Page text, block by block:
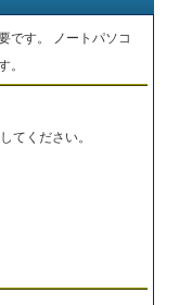
です。 ノートパソコ
。
てください。